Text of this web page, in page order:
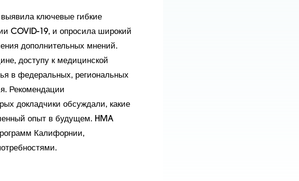
ключевые гибкие
COVID-19, и опросила широкий
дополнительных мнений.
доступу к медицинской
в федеральных, региональных
Рекомендации
докладчики обсуждали, какие
опыт в будущем. HMA
Калифорнии,